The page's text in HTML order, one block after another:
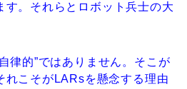
す。それらとロボット兵士の大
律的”ではありません。そこが
れこそがLARsを懸念する理由